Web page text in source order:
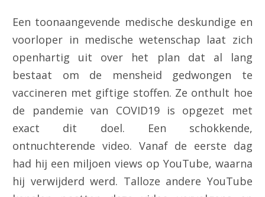
Een toonaangevende medische deskundige en
voorloper in medische wetenschap laat zich
openhartig uit over het plan dat al lang
bestaat om de mensheid gedwongen te
vaccineren met giftige stoffen. Ze onthult hoe
de pandemie van COVID19 is opgezet met
exact dit doel. Een schokkende,
ontnuchterende video. Vanaf de eerste dag
had hij een miljoen views op YouTube, waarna
hij verwijderd werd. Talloze andere YouTube